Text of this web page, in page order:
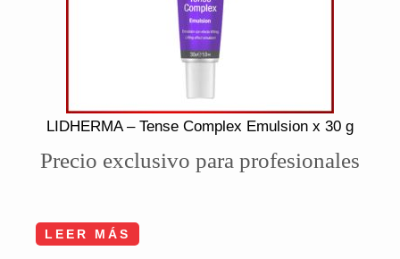
LIDHERMA – Tense Complex Emulsion x 30 g
Precio exclusivo para profesionales
LEER MÁS